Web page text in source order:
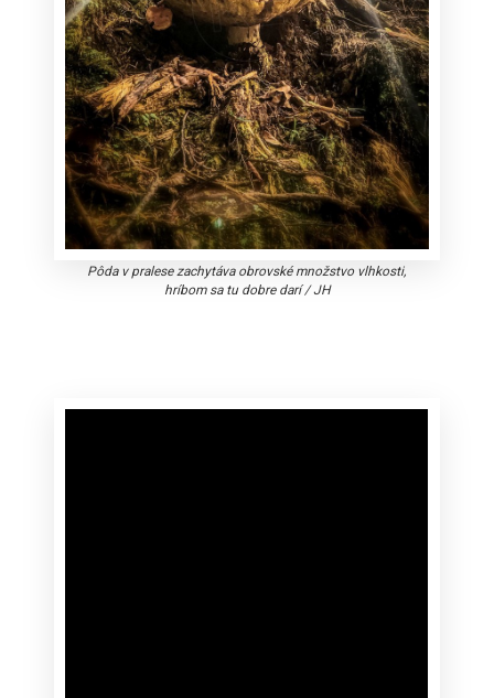
Pôda v pralese zachytáva obrovské množstvo vlhkosti,
hríbom sa tu dobre darí/JH